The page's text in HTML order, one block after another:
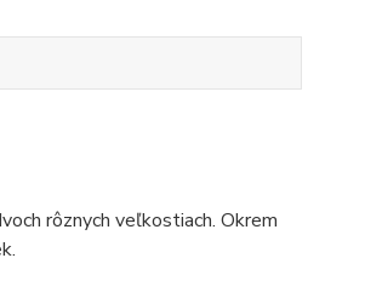
rôznych veľkostiach. Okrem